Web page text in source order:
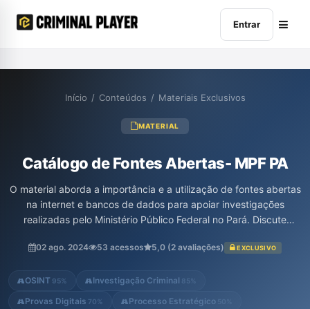
Entrar
Início / Conteúdos / Materiais Exclusivos
MATERIAL
Catálogo de Fontes Abertas- MPF PA
O material aborda a importância e a utilização de fontes abertas
na internet e bancos de dados para apoiar investigações
realizadas pelo Ministério Público Federal no Pará. Discute
de transparência pública e a relevância da inteligência digital
abrangente que inclui diversas áreas, como segurança pública,
educação e redes sociais, fornecendo diretrizes para a coleta ...
02 ago. 2024 53 acessos 5,0 (2 avaliações) EXCLUSIVO
OSINT 95% Investigação Criminal 85%
Provas Digitais 70% Processo Estratégico